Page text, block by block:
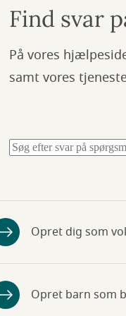
Find svar
På vores
samt vores
Opret dig som
Opret barn som